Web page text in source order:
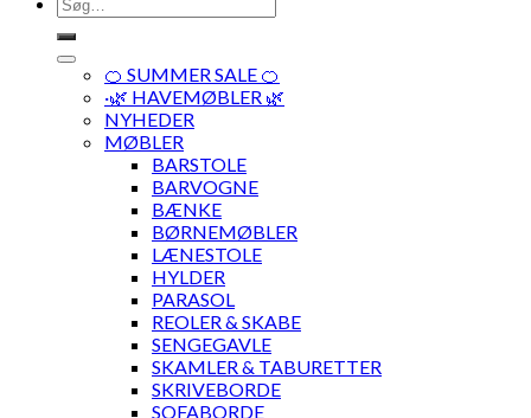
efter:
🍊 SUMMER SALE 🍊
·🌿 HAVEMØBLER 🌿
NYHEDER
MØBLER
BARSTOLE
BARVOGNE
BÆNKE
BØRNEMØBLER
LÆNESTOLE
HYLDER
PARASOL
REOLER & SKABE
SENGEGAVLE
SKAMLER & TABURETTER
SKRIVEBORDE
SOFABORDE